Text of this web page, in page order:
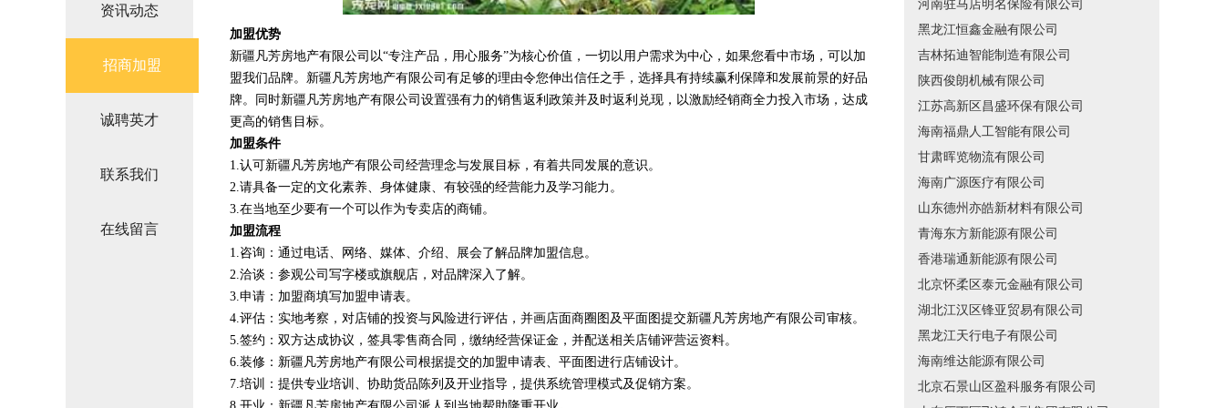
资讯动态
招商加盟
诚聘英才
联系我们
在线留言
加盟优势
新疆凡芳房地产有限公司以“专注产品，用心服务”为核心价值，一切以用户需求为中心，如果您看中市场，可以加
盟我们品牌。新疆凡芳房地产有限公司有足够的理由令您伸出信任之手，选择具有持续赢利保障和发展前景的好品
牌。同时新疆凡芳房地产有限公司设置强有力的销售返利政策并及时返利兑现，以激励经销商全力投入市场，达成
更高的销售目标。
加盟条件
1.认可新疆凡芳房地产有限公司经营理念与发展目标，有着共同发展的意识。
2.请具备一定的文化素养、身体健康、有较强的经营能力及学习能力。
3.在当地至少要有一个可以作为专卖店的商铺。
加盟流程
1.咨询：通过电话、网络、媒体、介绍、展会了解品牌加盟信息。
2.洽谈：参观公司写字楼或旗舰店，对品牌深入了解。
3.申请：加盟商填写加盟申请表。
4.评估：实地考察，对店铺的投资与风险进行评估，并画店面商圈图及平面图提交新疆凡芳房地产有限公司审核。
5.签约：双方达成协议，签具零售商合同，缴纳经营保证金，并配送相关店铺评营运资料。
6.装修：新疆凡芳房地产有限公司根据提交的加盟申请表、平面图进行店铺设计。
7.培训：提供专业培训、协助货品陈列及开业指导，提供系统管理模式及促销方案。
河南驻马店明名保险有限公司
黑龙江恒鑫金融有限公司
吉林拓迪智能制造有限公司
陕西俊朗机械有限公司
江苏高新区昌盛环保有限公司
海南福鼎人工智能有限公司
甘肃晖览物流有限公司
海南广源医疗有限公司
山东德州亦皓新材料有限公司
青海东方新能源有限公司
香港瑞通新能源有限公司
北京怀柔区泰元金融有限公司
湖北江汉区锋亚贸易有限公司
黑龙江天行电子有限公司
海南维达能源有限公司
北京石景山区盈科服务有限公司